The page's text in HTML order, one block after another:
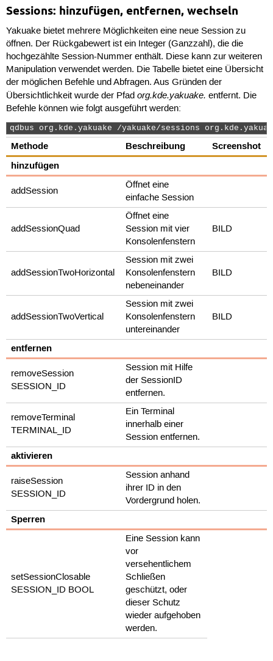
Sessions: hinzufügen, entfernen, wechseln
Yakuake bietet mehrere Möglichkeiten eine neue Session zu
öffnen. Der Rückgabewert ist ein Integer (Ganzzahl), die die
hochgezählte Session-Nummer enthält. Diese kann zur weiteren
Manipulation verwendet werden. Die Tabelle bietet eine Übersicht
der möglichen Befehle und Abfragen. Aus Gründen der
Übersichtlichkeit wurde der Pfad org.kde.yakuake. entfernt. Die
Befehle können wie folgt ausgeführt werden:
qdbus org.kde.yakuake /yakuake/sessions
Methode Beschreibung
Screenshot
hinzufügen
addSession
Öffnet eine
einfache Session
addSessionQuad
Öffnet eine
Session mit vier
Konsolenfenstern
BILD
addSessionTwoHorizontal
Session mit zwei
Konsolenfenstern
nebeneinander
BILD
addSessionTwoVertical
Session mit zwei
Konsolenfenstern
untereinander
BILD
entfernen
removeSession
SESSION_ID
Session mit Hilfe
der SessionID
entfernen.
removeTerminal
TERMINAL_ID
Ein Terminal
innerhalb einer
Session entfernen.
aktivieren
raiseSession
SESSION_ID
Session anhand
ihrer ID in den
Vordergrund holen.
Sperren
setSessionClosable
SESSION_ID BOOL
Eine Session kann
vor
versehentlichem
Schließen
geschützt, oder
dieser Schutz
wieder aufgehoben
werden.